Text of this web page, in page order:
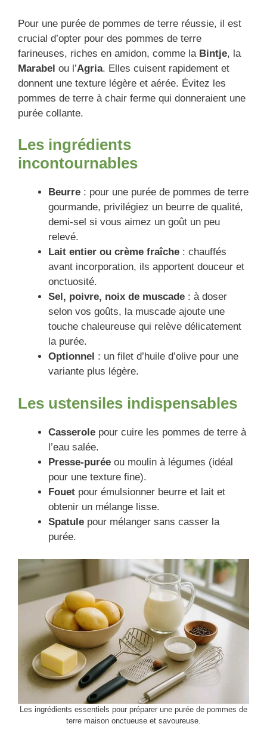
Pour une purée de pommes de terre réussie, il est
crucial d’opter pour des pommes de terre
farineuses, riches en amidon, comme la Bintje, la
Marabel ou l’Agria. Elles cuisent rapidement et
donnent une texture légère et aérée. Évitez les
pommes de terre à chair ferme qui donneraient une
purée collante.
Les ingrédients
incontournables
Beurre : pour une purée de pommes de terre
gourmande, privilégiez un beurre de qualité,
demi-sel si vous aimez un goût un peu
relevé.
Lait entier ou crème fraîche : chauffés
avant incorporation, ils apportent douceur et
onctuosité.
Sel, poivre, noix de muscade : à doser
selon vos goûts, la muscade ajoute une
touche chaleureuse qui relève délicatement
la purée.
Optionnel : un filet d’huile d’olive pour une
variante plus légère.
Les ustensiles indispensables
Casserole pour cuire les pommes de terre à
l’eau salée.
Presse-purée ou moulin à légumes (idéal
pour une texture fine).
Fouet pour émulsionner beurre et lait et
obtenir un mélange lisse.
Spatule pour mélanger sans casser la
purée.
Les ingrédients essentiels pour préparer une purée de pommes de
terre maison onctueuse et savoureuse.